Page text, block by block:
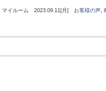
マイルーム 2023.09.11[月] お客様の声,